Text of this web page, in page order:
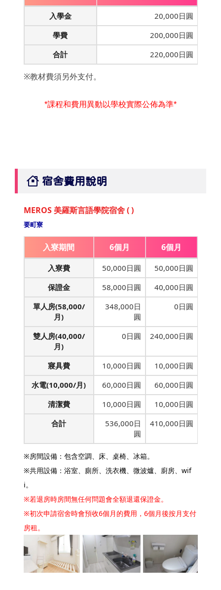
入學金
20,000日圓
學費
200,000日圓
合計
220,000日圓
※教材費須另外支付。
*課程和費用異動以學校實際公佈為準*
宿舍費用說明
MEROS 美羅斯言語學院宿舍 ( )
要町寮
入寮期間 6個月 6個月
入寮費 50,000日圓
50,000日圓
保證金
58,000日圓
40,000日圓
單人房(58,000/
月)
348,000日
圓
0日圓
雙人房(40,000/
月)
0日圓 240,000日圓
寢具費 10,000日圓
10,000日圓
水電(10,000/月)
60,000日圓
60,000日圓
清潔費
10,000日圓
10,000日圓
合計
536,000日
圓
410,000日圓
※房間設備：包含空調、床、桌椅、冰箱。
※共用設備：浴室、廁所、洗衣機、微波爐、廚房、wif
i。
※若退房時房間無任何問題會全額退還保證金。
※初次申請宿舍時會預收6個月的費用，6個月後按月支付
房租。